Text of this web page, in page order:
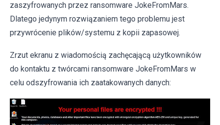
zaszyfrowanych przez ransomware JokeFromMars.
Dlatego jedynym rozwiązaniem tego problemu jest
przywrócenie plików/systemu z kopii zapasowej.
Zrzut ekranu z wiadomością zachęcającą użytkowników
do kontaktu z twórcami ransomware JokeFromMars w
celu odszyfrowania ich zaatakowanych danych: